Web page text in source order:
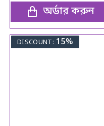
অর্ডার করুন
DISCOUNT: 15%